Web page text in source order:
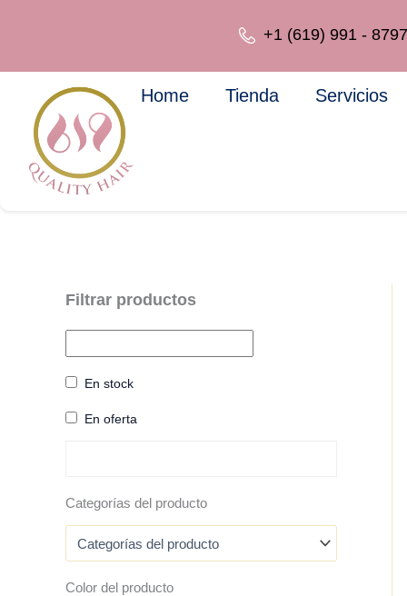
+1 (619) 991 - 8797
Home Tienda Servicios
En stock
En oferta
Categorías del producto
Color del producto